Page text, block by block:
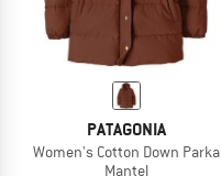
PATAGONIA
Women's Cotton Down Parka
Mantel